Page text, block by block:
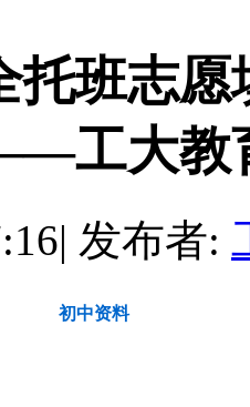
托班志
工大教
| 发布者:
初中资料